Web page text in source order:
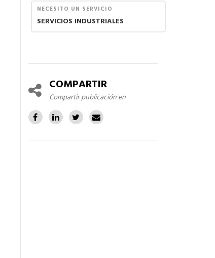
NECESITO UN SERVICIO
SERVICIOS INDUSTRIALES
COMPARTIR
Compartir publicación en